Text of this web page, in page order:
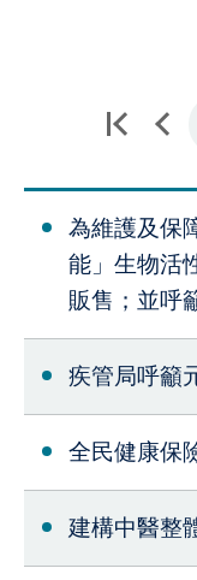
為維護及保
能」生物活
販售；並呼
疾管局呼籲
全民健康保
建構中醫整